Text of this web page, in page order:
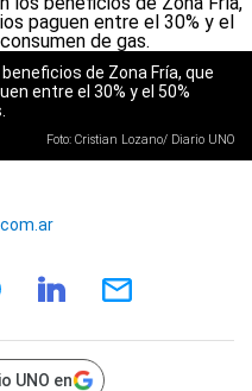
de Zona Fría, que
entre el 30% y el 50%
Foto: Cristian Lozano/ Diario UNO
UNO en